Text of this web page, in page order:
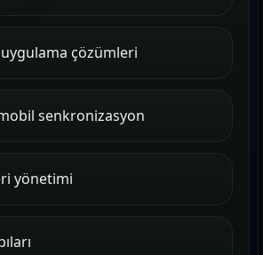
çözümleri
senkronizasyon
yönetimi